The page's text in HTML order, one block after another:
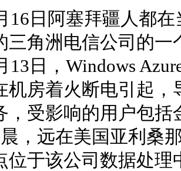
16日阿塞拜疆人都
三角洲电信公司的
13日，Windows
机房着火断电引起
，受影响的用户包
，远在美国亚利桑
位于该公司数据处